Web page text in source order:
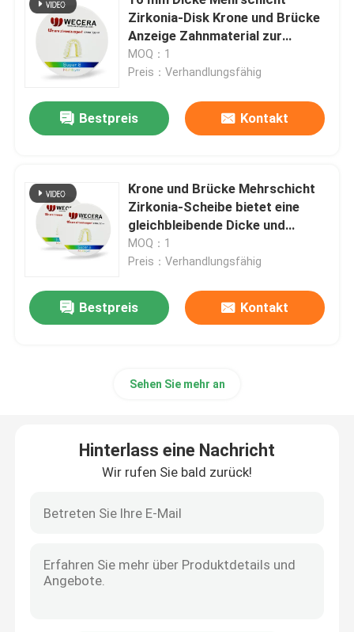
Mehrschichtiger Zirkoniumdioxid-Block
zahnmedizinischer Zirkoniumdioxidblock
Vor schattierte Zirkoniumdioxid-Blöcke
Zahnmedizinischer Zirkoniumdioxidfreier raum
Hohes lichtdurchlässiges Zirkoniumdioxid
Cad-Nocken-Zirkoniumdioxid
Zirkonia-Disk Krone und Brücke
Anzeige Zahnmaterial zur
Restaurierung Lebensdauer 100
Jahre
MOQ：1
Preis：Verhandlungsfähig
Bestpreis Kontakt
Krone und Brücke Mehrschicht
Zirkonia-Scheibe bietet eine
gleichbleibende Dicke und
optimale Durchsichtigkeit für
Zahnprothesen
MOQ：1
Preis：Verhandlungsfähig
Bestpreis Kontakt
Sehen Sie mehr an
Hinterlass eine Nachricht
Wir rufen Sie bald zurück!